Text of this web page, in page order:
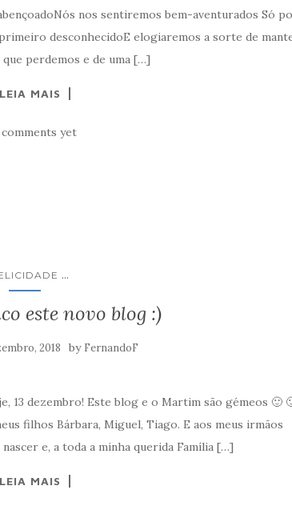
nos sentiremos bem-aventurados Só
desconhecidoE elogiaremos a sorte de
perdemos e de uma […]
MAIS
yet
...
este novo blog :)
2018 by FernandoF
13 dezembro! Este blog e o Martim são gémeos 🙂
filhos Bárbara, Miguel, Tiago. E aos meus irmãos
e, a toda a minha querida Família […]
MAIS